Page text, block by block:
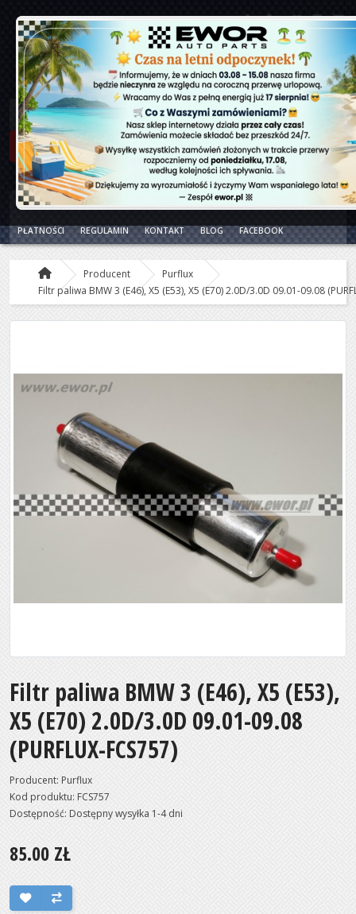
0 PRODUKT(ÓW) - 0.00 ZŁ
STRONA GŁÓWNA KATEGORIE O NAS DOSTAWA
PŁATNOŚCI REGULAMIN KONTAKT BLOG FACEBOOK
Producent
Purflux
Filtr paliwa BMW 3 (E46), X5 (E53), X5 (E70) 2.0D/3.0D 09.01-09.08
Filtr paliwa BMW 3 (E46), X5 (E53),
X5 (E70) 2.0D/3.0D 09.01-09.08
(PURFLUX-FCS757)
Producent: Purflux
Kod produktu: FCS757
Dostępność: Dostępny wysyłka 1-4 dni
85.00 ZŁ